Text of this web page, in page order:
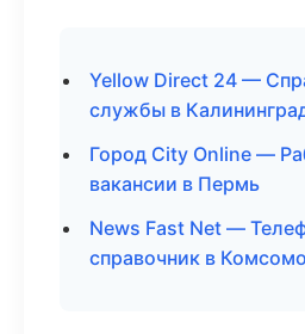
Yellow Direct 24 —
службы в
Город City Online —
вакансии в Пермь
News Fast Net —
справочник в